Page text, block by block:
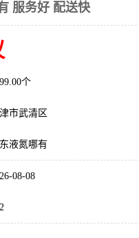
服务好 配送快
个
市武清区
液氮哪有
08-08